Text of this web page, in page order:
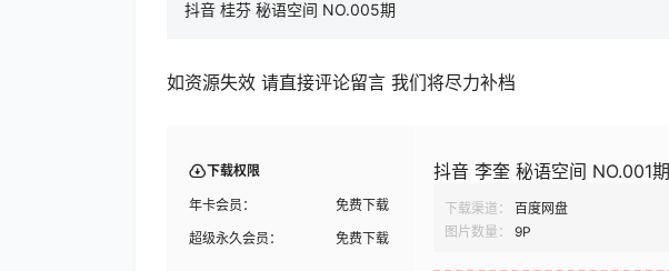
抖音 桂芬 秘语空间 NO.005期
如资源失效 请直接评论留言 我们将尽力补档
下载权限
年卡会员：
免费下载
超级永久会员：
免费下载
抖音 李奎 秘语空间 NO.001期
下载渠道： 百度网盘
图片数量：
9P